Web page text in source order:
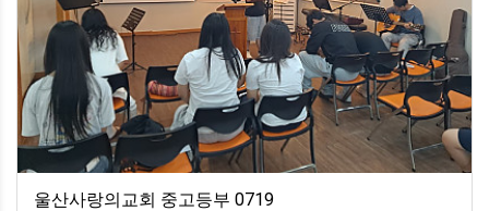
울산사랑의교회 중고등부 0719